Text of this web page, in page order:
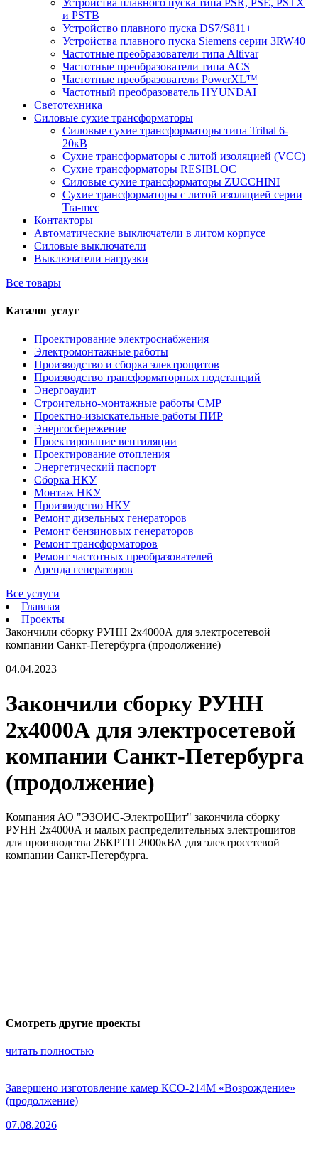
Устройства плавного пуска типа PSR, PSE, PSTX
и PSTB
Устройство плавного пуска DS7/S811+
Устройства плавного пуска Siemens серии 3RW40
Частотные преобразователи типа Altivar
Частотные преобразователи типа ACS
Частотные преобразователи PowerXL™
Частотный преобразователь HYUNDAI
Светотехника
Силовые сухие трансформаторы
Силовые сухие трансформаторы типа Trihal 6-
20кВ
Сухие трансформаторы с литой изоляцией (VCC)
Сухие трансформаторы RESIBLOC
Силовые сухие трансформаторы ZUCCHINI
Сухие трансформаторы с литой изоляцией серии
Tra-mec
Контакторы
Автоматические выключатели в литом корпусе
Силовые выключатели
Выключатели нагрузки
Все товары
Каталог услуг
Проектирование электроснабжения
Электромонтажные работы
Производство и сборка электрощитов
Производство трансформаторных подстанций
Энергоаудит
Строительно-монтажные работы СМР
Проектно-изыскательные работы ПИР
Энергосбережение
Проектирование вентиляции
Проектирование отопления
Энергетический паспорт
Сборка НКУ
Монтаж НКУ
Производство НКУ
Ремонт дизельных генераторов
Ремонт бензиновых генераторов
Ремонт трансформаторов
Ремонт частотных преобразователей
Аренда генераторов
Все услуги
Главная
Проекты
Закончили сборку РУНН 2х4000А для электросетевой
компании Санкт-Петербурга (продолжение)
04.04.2023
Закончили сборку РУНН
2х4000А для электросетевой
компании Санкт-Петербурга
(продолжение)
Компания АО "ЭЗОИС-ЭлектроЩит" закончила сборку
РУНН 2х4000А и малых распределительных электрощитов
для производства 2БКРТП 2000кВА для электросетевой
компании Санкт-Петербурга.
Смотреть другие проекты
читать полностью
Завершено изготовление камер КСО-214М «Возрождение»
(продолжение)
07.08.2026